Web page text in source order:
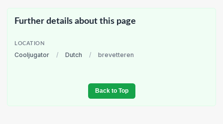
Further details about this page
LOCATION
Cooljugator / Dutch / brevetteren
Back to Top